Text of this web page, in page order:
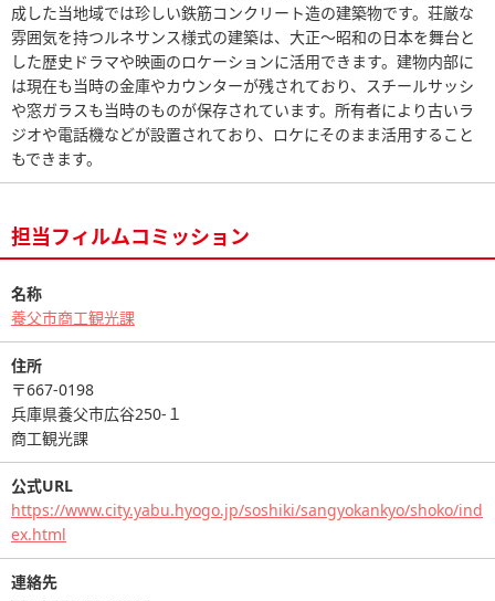
成した当地域では珍しい鉄筋コンクリート造の建築物です。荘厳な
雰囲気を持つルネサンス様式の建築は、大正～昭和の日本を舞台と
した歴史ドラマや映画のロケーションに活用できます。建物内部に
は現在も当時の金庫やカウンターが残されており、スチールサッシ
や窓ガラスも当時のものが保存されています。所有者により古いラ
ジオや電話機などが設置されており、ロケにそのまま活用すること
もできます。
担当フィルムコミッション
名称
養父市商工観光課
住所
〒667-0198
兵庫県養父市広谷250-１
商工観光課
公式URL
https://www.city.yabu.hyogo.jp/soshiki/sangyokankyo/shoko/ind
ex.html
連絡先